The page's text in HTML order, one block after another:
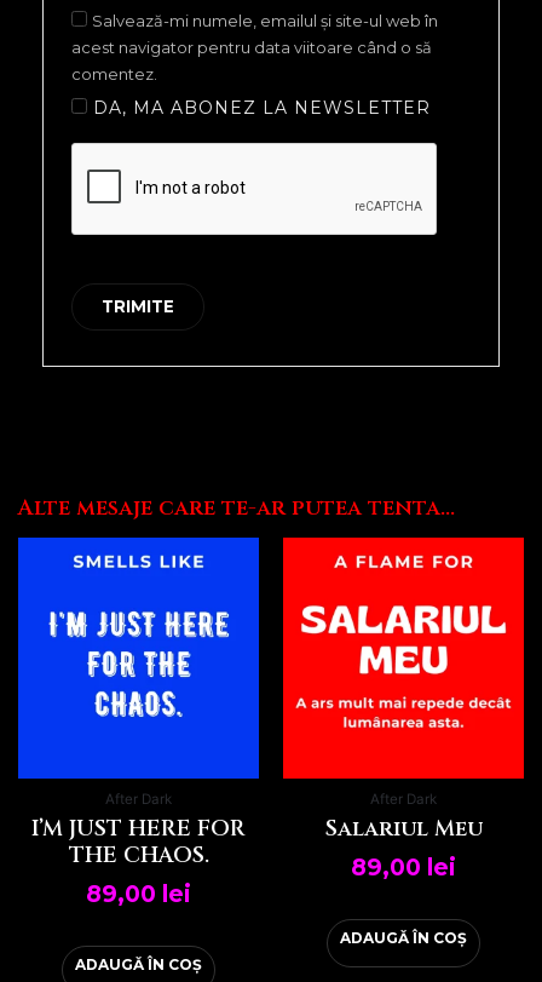
Salvează-mi numele, emailul și site-ul web în
acest navigator pentru data viitoare când o să
comentez.
DA, MA ABONEZ LA NEWSLETTER
Alte mesaje care te-ar putea tenta...
After Dark
I’M JUST HERE FOR
THE CHAOS.
89,00 lei
ADAUGĂ ÎN COȘ
After Dark
Salariul Meu
89,00 lei
ADAUGĂ ÎN COȘ